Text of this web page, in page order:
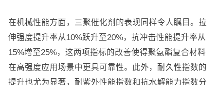
在机械性能方面，三聚催化剂的表现同样令人瞩目。拉
伸强度提升率从10%跃升至20%，抗冲击性能提升率从
15%增至25%，这两项指标的改善使得聚氨酯复合材料
在高强度应用场景中更具可靠性。此外，耐久性指数的
提升也尤为显著，耐紫外性能指数和抗水解能力指数分